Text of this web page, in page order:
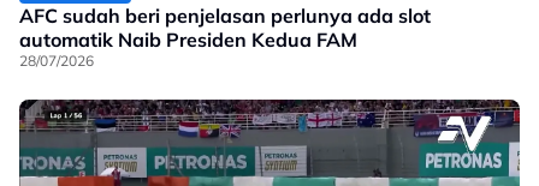
AFC sudah beri penjelasan perlunya ada slot
automatik Naib Presiden Kedua FAM
28/07/2026